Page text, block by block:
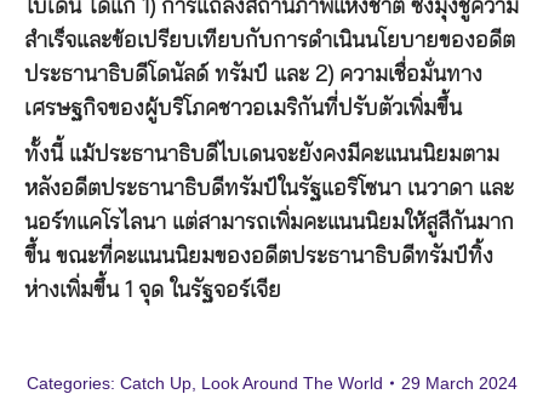
ไบเดน ได้แก่ 1) การแถลงสถานภาพแห่งชาติ ซึ่งมุ่งชูความ
สำเร็จและข้อเปรียบเทียบกับการดำเนินนโยบายของอดีต
ประธานาธิบดีโดนัลด์ ทรัมป์ และ 2) ความเชื่อมั่นทาง
เศรษฐกิจของผู้บริโภคชาวอเมริกันที่ปรับตัวเพิ่มขึ้น
ทั้งนี้ แม้ประธานาธิบดีไบเดนจะยังคงมีคะแนนนิยมตาม
หลังอดีตประธานาธิบดีทรัมป์ในรัฐแอริโซนา เนวาดา และ
นอร์ทแคโรไลนา แต่สามารถเพิ่มคะแนนนิยมให้สูสีกันมาก
ขึ้น ขณะที่คะแนนนิยมของอดีตประธานาธิบดีทรัมป์ทิ้ง
ห่างเพิ่มขึ้น 1 จุด ในรัฐจอร์เจีย
Categories: Catch Up, Look Around The World 29 March 2024